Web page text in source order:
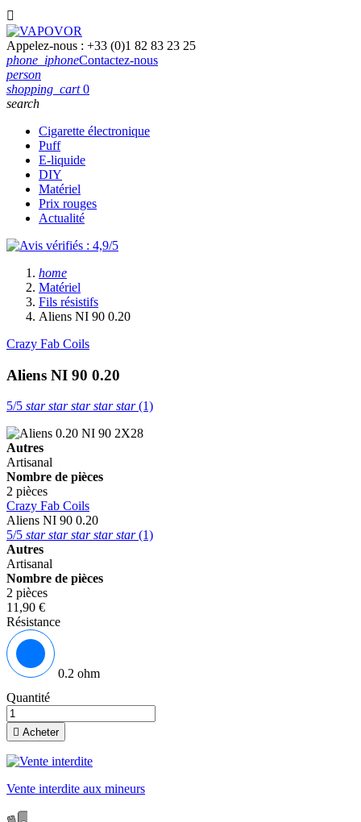

Appelez-nous : +33 (0)1 82 83 23 25
phone_iphoneContactez-nous
person
shopping_cart 0
search
Cigarette électronique
Puff
E-liquide
DIY
Matériel
Prix rouges
Actualité
home
Matériel
Fils résistifs
Aliens NI 90 0.20
Crazy Fab Coils
Aliens NI 90 0.20
5/5 starstarstarstarstar(1)
Autres
Artisanal
Nombre de pièces
2 pièces
Crazy Fab Coils
Aliens NI 90 0.20
5/5 starstarstarstarstar(1)
Autres
Artisanal
Nombre de pièces
2 pièces
11,90 €
Résistance
0.2 ohm
Quantité
 Acheter
Vente interdite aux mineurs